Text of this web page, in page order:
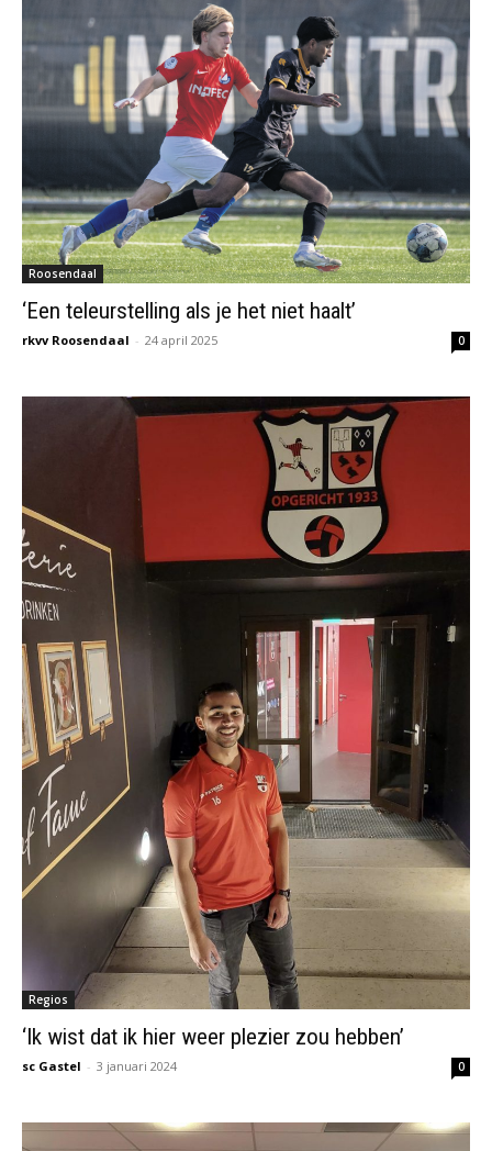
Roosendaal
‘Een teleurstelling als je het niet haalt’
rkvv Roosendaal - 24 april 2025 0
Regios
‘Ik wist dat ik hier weer plezier zou hebben’
sc Gastel - 3 januari 2024 0